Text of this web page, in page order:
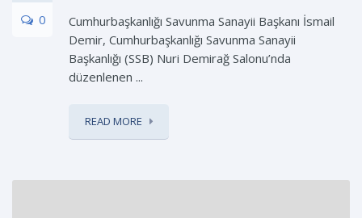
0
Cumhurbaşkanlığı Savunma Sanayii Başkanı İsmail
Demir, Cumhurbaşkanlığı Savunma Sanayii
Başkanlığı (SSB) Nuri Demirağ Salonu’nda
düzenlenen ...
READ MORE